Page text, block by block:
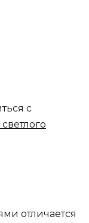
с
отличается